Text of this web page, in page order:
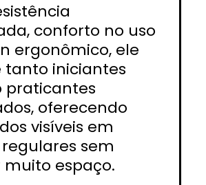
conforto no uso
ergonômico, ele
tanto iniciantes
praticantes
oferecendo
visíveis em
sem
espaço.